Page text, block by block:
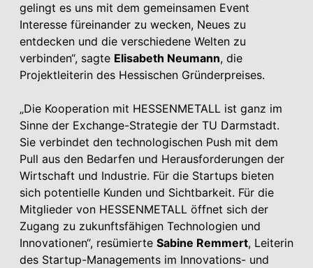
gelingt es uns mit dem gemeinsamen Event
Interesse füreinander zu wecken, Neues zu
entdecken und die verschiedene Welten zu
verbinden“, sagte Elisabeth Neumann, die
Projektleiterin des Hessischen Gründerpreises.
„Die Kooperation mit HESSEN­METALL ist ganz im
Sinne der Exchange-Strategie der TU Darmstadt.
Sie verbindet den technologischen Push mit dem
Pull aus den Bedarfen und Herausforderungen der
Wirtschaft und Industrie. Für die Startups bieten
sich potentielle Kunden und Sichtbarkeit. Für die
Mitglieder von HESSEN­METALL öffnet sich der
Zugang zu zukunftsfähigen Technologien und
Innovationen“, resümierte Sabine Remmert, Leiterin
des Startup-Managements im Innovations- und